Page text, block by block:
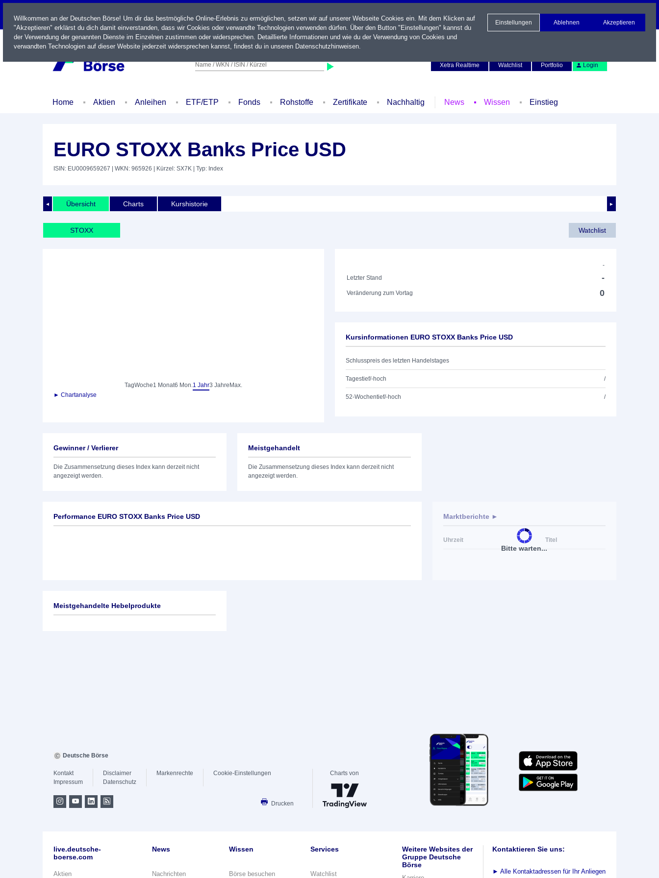
LIVE
Name / WKN / ISIN / Kürzel
Xetra Realtime
Watchlist Portfolio Login
Home Aktien Anleihen ETF/ETP Fonds Rohstoffe Zertifikate Nachhaltig News Wissen Einstieg
EURO STOXX Banks Price USD
ISIN: EU0009659267 | WKN: 965926 | Kürzel: SX7K | Typ: Index
◄ ►
Übersicht Charts Kurshistorie
STOXX Watchlist
TagWoche1 Monat6 Mon.1 Jahr3 Jahre Max.
► Chartanalyse
-
Letzter Stand
-
Veränderung zum Vortag 0
Kursinformationen EURO STOXX Banks Price USD
Schlusspreis des letzten Handelstages
Tagestief/-hoch /
52-Wochentief/-hoch /
Gewinner / Verlierer
Die Zusammensetzung dieses Index kann derzeit nicht
angezeigt werden.
Meistgehandelt
Die Zusammensetzung dieses Index kann derzeit nicht
angezeigt werden.
Performance EURO STOXX Banks Price USD
Bitte warten...
Marktberichte ►
Uhrzeit Titel
Meistgehandelte Hebelprodukte
Willkommen an der Deutschen Börse! Um dir das bestmögliche Online-Erlebnis zu ermöglichen, setzen wir auf unserer Webseite Cookies ein. Mit dem Klicken auf
"Akzeptieren" erklärst du dich damit einverstanden, dass wir Cookies oder verwandte Technologien verwenden dürfen. Über den Button "Einstellungen" kannst du
der Verwendung der genannten Dienste im Einzelnen zustimmen oder widersprechen. Detaillierte Informationen und wie du der Verwendung von Cookies und
verwandten Technologien auf dieser Website jederzeit widersprechen kannst, findest du in unseren Datenschutzhinweisen.
Einstellungen Ablehnen Akzeptieren
Deutsche Börse
Kontakt
Impressum
Disclaimer
Datenschutz
Markenrechte Cookie-Einstellungen
Drucken
Charts von
live.deutsche-
boerse.com
Aktien
News
Nachrichten
Wissen
Börse besuchen
Services
Watchlist
Weitere Websites der
Gruppe Deutsche
Börse
Kontaktieren Sie uns:
► Alle Kontaktadressen für Ihr Anliegen